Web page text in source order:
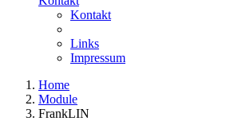
Kontakt
Links
Impressum
Home
Module
FrankLIN